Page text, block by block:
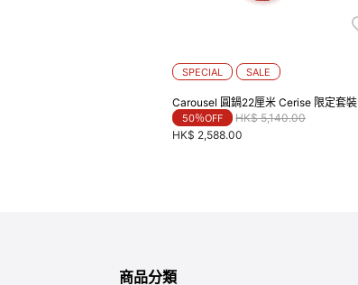
SPECIAL SALE
Carousel 圓鍋22厘米 Cerise 限定套裝
50％OFF Price reduced from
HK$ 5,140.00to
HK$ 2,588.00
商品分類